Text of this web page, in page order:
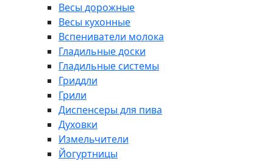
Весы дорожные
Весы кухонные
Вспениватели молока
Гладильные доски
Гладильные системы
Гриддли
Грили
Диспенсеры для пива
Духовки
Измельчители
Йогуртницы